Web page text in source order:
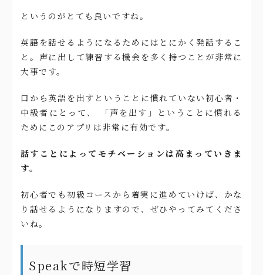
というのがとても良いですね。
英語を話せるようになるためにはとにかく発話するこ
と。声に出して練習する機会を多く持つことが非常に
大事です。
口から英語を出すということに慣れていない初心者・
中級者にとって、 「声を出す」ということに慣れる
ためにこのアプリは非常に有効です。
話すことによってモチベーションは高まっていきま
す。
初心者でも初級コースから着実に進めていけば、かな
り話せるようになりますので、ぜひやってみてくださ
いね。
Speakで時短学習